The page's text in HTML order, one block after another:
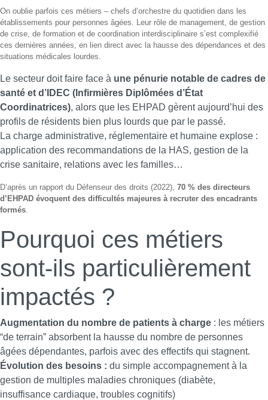
On oublie parfois ces métiers – chefs d’orchestre du quotidien dans les
établissements pour personnes âgées. Leur rôle de management, de gestion
de crise, de formation et de coordination interdisciplinaire s’est complexifié
ces dernières années, en lien direct avec la hausse des dépendances et des
situations médicales lourdes.
Le secteur doit faire face à une pénurie notable de cadres de
santé et d’IDEC (Infirmières Diplômées d’État
Coordinatrices), alors que les EHPAD gèrent aujourd’hui des
profils de résidents bien plus lourds que par le passé.
La charge administrative, réglementaire et humaine explose :
application des recommandations de la HAS, gestion de la
crise sanitaire, relations avec les familles…
D’après un rapport du Défenseur des droits (2022), 70 % des directeurs
d’EHPAD évoquent des difficultés majeures à recruter des encadrants
formés.
Pourquoi ces métiers
sont-ils particulièrement
impactés ?
Augmentation du nombre de patients à charge : les métiers
“de terrain” absorbent la hausse du nombre de personnes
âgées dépendantes, parfois avec des effectifs qui stagnent.
Évolution des besoins : du simple accompagnement à la
gestion de multiples maladies chroniques (diabète,
insuffisance cardiaque, troubles cognitifs)